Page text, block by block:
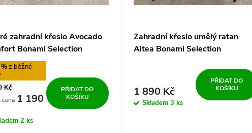
zahradní křeslo Avocado
Bonami Selection
Kč
1 190
2 ks
PŘIDAT DO
KOŠÍKU
Zahradní křeslo umělý ratan
Altea Bonami Selection
1 890 Kč
Skladem 3 ks
PŘIDAT DO
KOŠÍKU